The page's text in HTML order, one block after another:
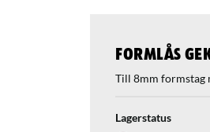
Formlås
Till 8mm formstag
Lagerstatus